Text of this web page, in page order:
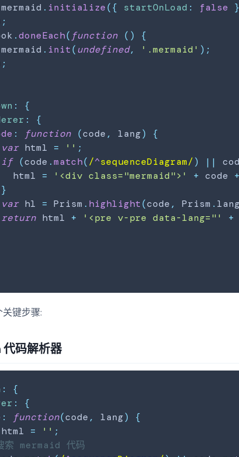
. initialize({ startOnLoad : false }
;
.doneEach( function ( )
{
. init( undefined, '.mermaid' ) ;
;
:
{
:
{
: function (code , lang)
{
var html = '' ;
if (code .match( /^sequenceDiagram/) ||
html
= '<div class="mermaid">' + code +
}
var hl = Prism . highlight(code , Prism .
return html + '<pre v-pre data-lang="' +
键步骤:
码解析器
:
{
:
{
: function(code , lang)
{
= '' ;
mermaid 代码